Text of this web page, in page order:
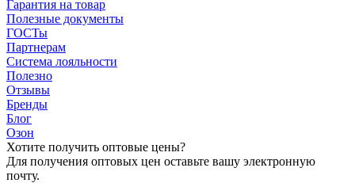
Гарантия на товар
Полезные документы
ГОСТы
Партнерам
Система лояльности
Полезно
Отзывы
Бренды
Блог
Озон
Хотите получить оптовые цены?
Для получения оптовых цен оставьте вашу электронную
почту.